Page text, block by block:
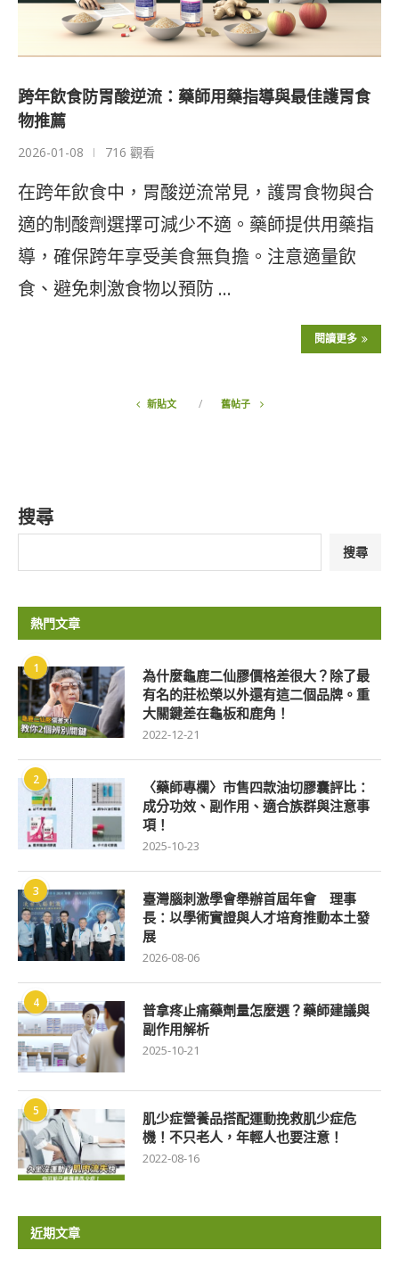
跨年飲食防胃酸逆流：藥師用藥指導與最佳護胃食
物推薦
2026-01-08 716 觀看
在跨年飲食中，胃酸逆流常見，護胃食物與合
適的制酸劑選擇可減少不適。藥師提供用藥指
導，確保跨年享受美食無負擔。注意適量飲
食、避免刺激食物以預防 …
閱讀更多
新貼文 舊帖子
搜尋
搜尋
熱門文章
1
為什麼龜鹿二仙膠價格差很大？除了最
有名的莊松榮以外還有這二個品牌。重
大關鍵差在龜板和鹿角！
2022-12-21
2
〈藥師專欄〉市售四款油切膠囊評比：
成分功效、副作用、適合族群與注意事
項！
2025-10-23
3
臺灣腦刺激學會舉辦首屆年會 理事
長：以學術實證與人才培育推動本土發
展
2026-08-06
4
普拿疼止痛藥劑量怎麼選？藥師建議與
副作用解析
2025-10-21
5
肌少症營養品搭配運動挽救肌少症危
機！不只老人，年輕人也要注意！
2022-08-16
近期文章